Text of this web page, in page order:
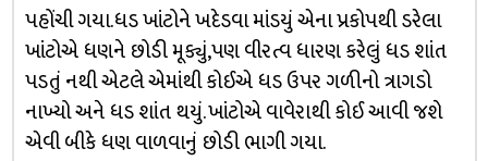
પહોંચી ગયા.ધડ ખાંટોને ખદેડવા માંડયું એના પ્રકોપથી ડરેલા
ખાંટોએ ધણને છોડી મૂક્યું,પણ વીરત્વ ધારણ કરેલું ધડ શાંત
પડતું નથી એટલે એમાંથી કોઈએ ધડ ઉપર ગળીનો ત્રાગડો
નાખ્યો અને ધડ શાંત થયું. ખાંટોએ વાવેરાથી કોઈ આવી જશે
એવી બીકે ધણ વાળવાનું છોડી ભાગી ગયા.